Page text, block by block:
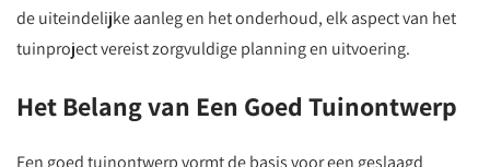
de uiteindelijke aanleg en het onderhoud, elk aspect van het
tuinproject vereist zorgvuldige planning en uitvoering.
Het Belang van Een Goed Tuinontwerp
Een goed tuinontwerp vormt de basis voor een geslaagd